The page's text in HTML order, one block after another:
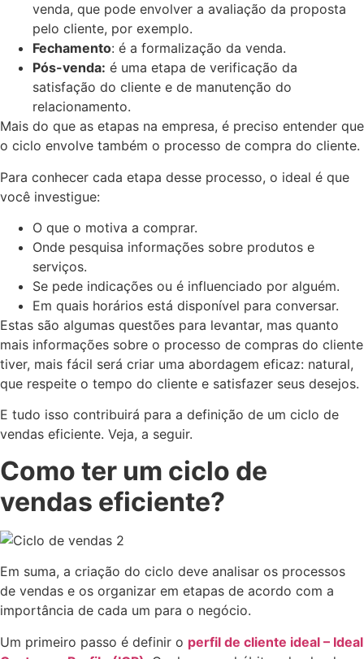
venda, que pode envolver a avaliação da proposta
pelo cliente, por exemplo.
Fechamento: é a formalização da venda.
Pós-venda: é uma etapa de verificação da
satisfação do cliente e de manutenção do
relacionamento.
Mais do que as etapas na empresa, é preciso entender que
o ciclo envolve também o processo de compra do cliente.
Para conhecer cada etapa desse processo, o ideal é que
você investigue:
O que o motiva a comprar.
Onde pesquisa informações sobre produtos e
serviços.
Se pede indicações ou é influenciado por alguém.
Em quais horários está disponível para conversar.
Estas são algumas questões para levantar, mas quanto
mais informações sobre o processo de compras do cliente
tiver, mais fácil será criar uma abordagem eficaz: natural,
que respeite o tempo do cliente e satisfazer seus desejos.
E tudo isso contribuirá para a definição de um ciclo de
vendas eficiente. Veja, a seguir.
Como ter um ciclo de
vendas eficiente?
Em suma, a criação do ciclo deve analisar os processos
de vendas e os organizar em etapas de acordo com a
importância de cada um para o negócio.
Um primeiro passo é definir o perfil de cliente ideal – Ideal